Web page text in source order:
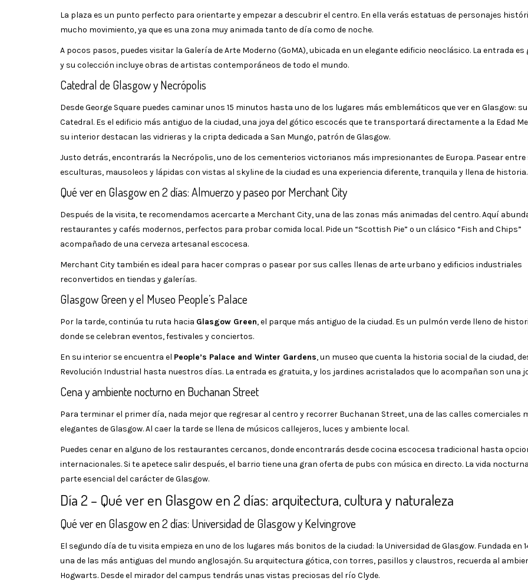
La plaza es un punto perfecto para orientarte y empezar a descubrir el centro. En ella verás estatuas de personajes
mucho movimiento, ya que es una zona muy animada tanto de día como de noche.
A pocos pasos, puedes visitar la Galería de Arte Moderno (GoMA), ubicada en un elegante edificio neoclásico. La entrada
y su colección incluye obras de artistas contemporáneos de todo el mundo.
Catedral de Glasgow y Necrópolis
Desde George Square puedes caminar unos 15 minutos hasta uno de los lugares más emblemáticos que ver en Glasgow: su
Catedral. Es el edificio más antiguo de la ciudad, una joya del gótico escocés que te transportará directamente a la Edad
su interior destacan las vidrieras y la cripta dedicada a San Mungo, patrón de Glasgow.
Justo detrás, encontrarás la Necrópolis, uno de los cementerios victorianos más impresionantes de Europa. Pasear entre
esculturas, mausoleos y lápidas con vistas al skyline de la ciudad es una experiencia diferente, tranquila y llena de historia.
Qué ver en Glasgow en 2 días: Almuerzo y paseo por Merchant City
Después de la visita, te recomendamos acercarte a Merchant City, una de las zonas más animadas del centro. Aquí
restaurantes y cafés modernos, perfectos para probar comida local. Pide un “Scottish Pie” o un clásico “Fish and Chips”
acompañado de una cerveza artesanal escocesa.
Merchant City también es ideal para hacer compras o pasear por sus calles llenas de arte urbano y edificios industriales
reconvertidos en tiendas y galerías.
Glasgow Green y el Museo People’s Palace
Por la tarde, continúa tu ruta hacia Glasgow Green, el parque más antiguo de la ciudad. Es un pulmón verde lleno de
donde se celebran eventos, festivales y conciertos.
En su interior se encuentra el People’s Palace and Winter Gardens, un museo que cuenta la historia social de la ciudad,
Revolución Industrial hasta nuestros días. La entrada es gratuita, y los jardines acristalados que lo acompañan son una
Cena y ambiente nocturno en Buchanan Street
Para terminar el primer día, nada mejor que regresar al centro y recorrer Buchanan Street, una de las calles comerciales
elegantes de Glasgow. Al caer la tarde se llena de músicos callejeros, luces y ambiente local.
Puedes cenar en alguno de los restaurantes cercanos, donde encontrarás desde cocina escocesa tradicional hasta
internacionales. Si te apetece salir después, el barrio tiene una gran oferta de pubs con música en directo. La vida
parte esencial del carácter de Glasgow.
Día 2 – Qué ver en Glasgow en 2 días: arquitectura, cultura y naturaleza
Qué ver en Glasgow en 2 días: Universidad de Glasgow y Kelvingrove
El segundo día de tu visita empieza en uno de los lugares más bonitos de la ciudad: la Universidad de Glasgow. Fundada en
una de las más antiguas del mundo anglosajón. Su arquitectura gótica, con torres, pasillos y claustros, recuerda al
Hogwarts. Desde el mirador del campus tendrás unas vistas preciosas del río Clyde.